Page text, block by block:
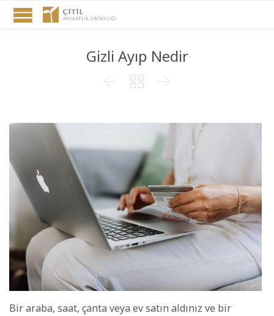
Gizli Ayıp Nedir
  
Bir araba, saat, çanta veya ev satın aldınız ve bir